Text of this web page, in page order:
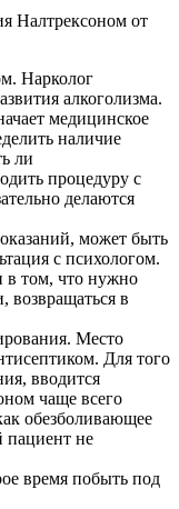
Налтрексоном от
Нарколог
алкоголизма.
медицинское
наличие
ли
процедуру с
делаются
может быть
с психологом.
в том, что нужно
возвращаться в
Место
Для того
вводится
чаще всего
обезболивающее
пациент не
время побыть под